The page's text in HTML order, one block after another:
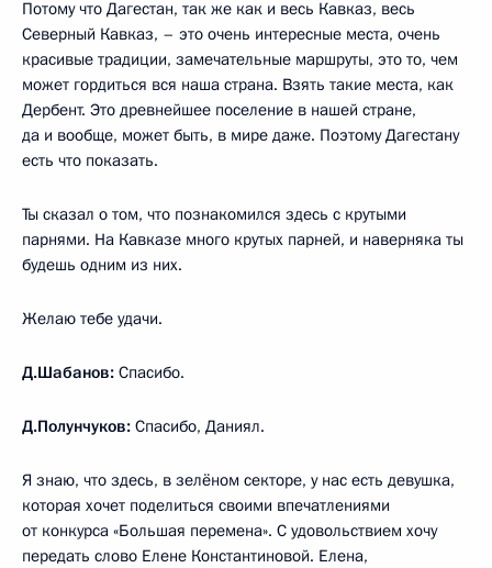
Потому что Дагестан, так же как и весь Кавказ, весь
Северный Кавказ, – это очень интересные места, очень
красивые традиции, замечательные маршруты, это то, чем
может гордиться вся наша страна. Взять такие места, как
Дербент. Это древнейшее поселение в нашей стране,
да и вообще, может быть, в мире даже. Поэтому Дагестану
есть что показать.
Ты сказал о том, что познакомился здесь с крутыми
парнями. На Кавказе много крутых парней, и наверняка ты
будешь одним из них.
Желаю тебе удачи.
Д.Шабанов: Спасибо.
Д.Полунчуков: Спасибо, Даниял.
Я знаю, что здесь, в зелёном секторе, у нас есть девушка,
которая хочет поделиться своими впечатлениями
от конкурса «Большая перемена». С удовольствием хочу
передать слово Елене Константиновой. Елена,